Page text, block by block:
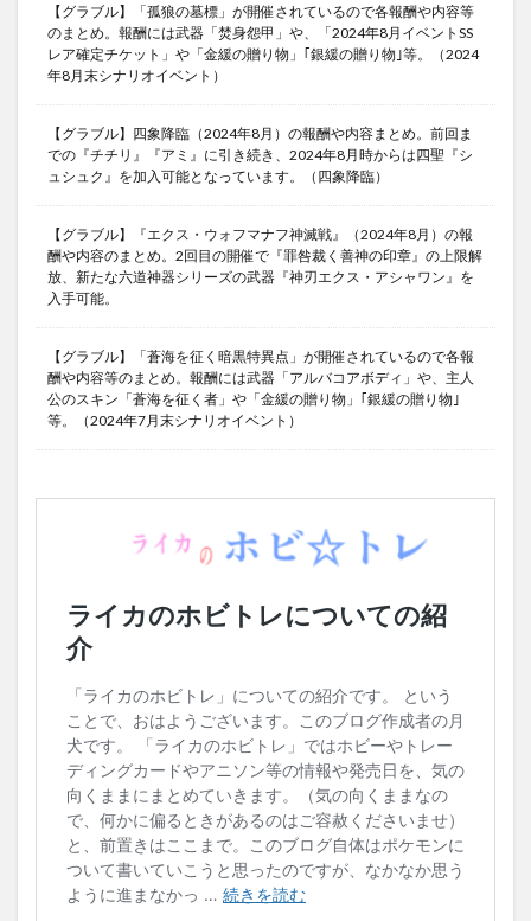
【グラブル】「孤狼の墓標」が開催されているので各報酬や内容等
のまとめ。報酬には武器「焚身怨甲」や、「2024年8月イベントSS
レア確定チケット」や「金緩の贈り物」｢銀緩の贈り物｣等。（2024
年8月末シナリオイベント）
【グラブル】四象降臨（2024年8月）の報酬や内容まとめ。前回ま
での『チチリ』『アミ』に引き続き、2024年8月時からは四聖『シ
ュシュク』を加入可能となっています。（四象降臨）
【グラブル】『エクス・ウォフマナフ神滅戦』（2024年8月）の報
酬や内容のまとめ。2回目の開催で『罪咎裁く善神の印章』の上限解
放、新たな六道神器シリーズの武器『神刃エクス・アシャワン』を
入手可能。
【グラブル】「蒼海を征く暗黒特異点」が開催されているので各報
酬や内容等のまとめ。報酬には武器「アルバコアボディ」や、主人
公のスキン「蒼海を征く者」や「金緩の贈り物」｢銀緩の贈り物｣
等。（2024年7月末シナリオイベント）